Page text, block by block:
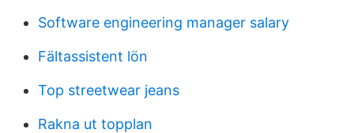
Software engineering manager salary
Fältassistent lön
Top streetwear jeans
Rakna ut topplan